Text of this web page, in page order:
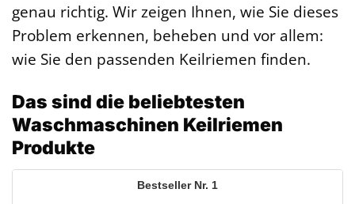
genau richtig. Wir zeigen Ihnen, wie Sie dieses
Problem erkennen, beheben und vor allem:
wie Sie den passenden Keilriemen finden.
Das sind die beliebtesten
Waschmaschinen Keilriemen
Produkte
1